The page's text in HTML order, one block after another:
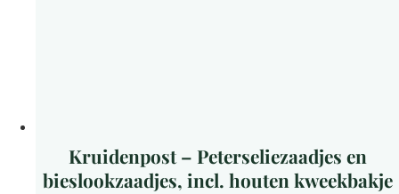
Kruidenpost – Peterseliezaadjes en
bieslookzaadjes, incl. houten kweekbakje